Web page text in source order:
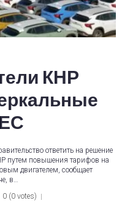
КНР
ответить на решение
путем повышения тарифов на
двигателем, сообщает
в…
0 (0 votes)